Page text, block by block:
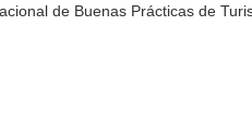
de Buenas Prácticas de